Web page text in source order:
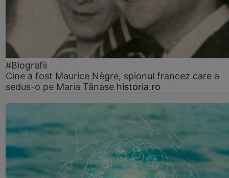
#Biografii
Cine a fost Maurice Nègre, spionul francez care a
sedus-o pe Maria Tănase historia.ro